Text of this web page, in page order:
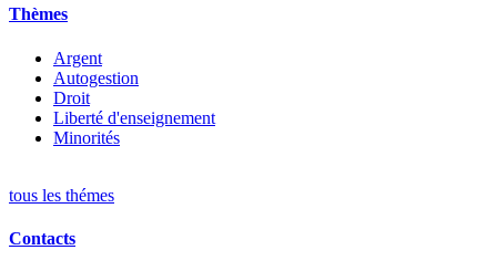
Thèmes
Argent
Autogestion
Droit
Liberté d'enseignement
Minorités
tous les thémes
Contacts